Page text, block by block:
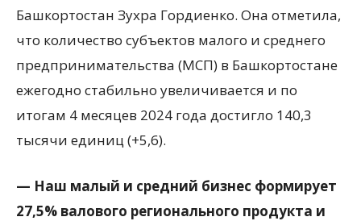
Башкортостан Зухра Гордиенко. Она отметила,
что количество субъектов малого и среднего
предпринимательства (МСП) в Башкортостане
ежегодно стабильно увеличивается и по
итогам 4 месяцев 2024 года достигло 140,3
тысячи единиц (+5,6).
— Наш малый и средний бизнес формирует
27,5% валового регионального продукта и